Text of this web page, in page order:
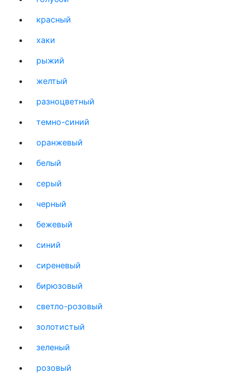
красный
хаки
рыжий
желтый
разноцветный
темно-синий
оранжевый
белый
серый
черный
бежевый
синий
сиреневый
бирюзовый
светло-розовый
золотистый
зеленый
розовый